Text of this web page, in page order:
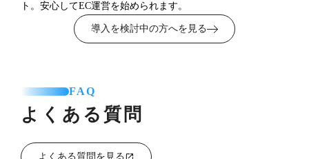
ト。安心してEC運営を始められます。
導入を検討中の方へを見る
FAQ
よくある質問
よくある質問を見る